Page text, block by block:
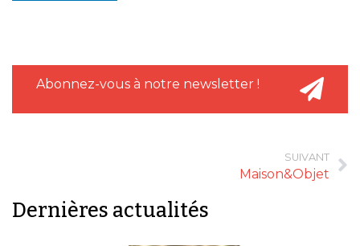
Abonnez-vous à notre newsletter !
SUIVANT
Maison&Objet
Dernières actualités